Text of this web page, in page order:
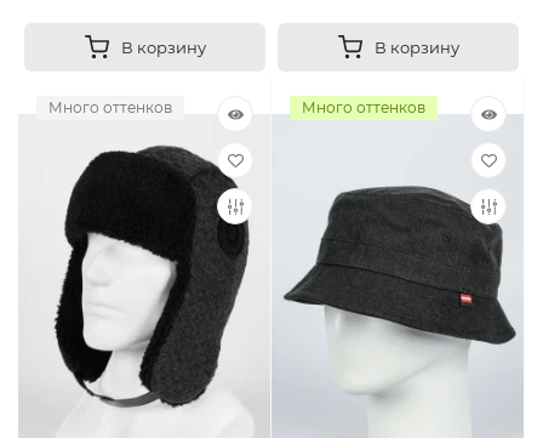
В корзину В корзину
Много оттенков Много оттенков